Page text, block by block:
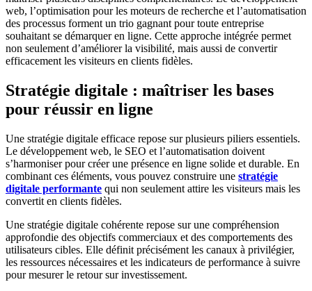
web, l’optimisation pour les moteurs de recherche et l’automatisation
des processus forment un trio gagnant pour toute entreprise
souhaitant se démarquer en ligne. Cette approche intégrée permet
non seulement d’améliorer la visibilité, mais aussi de convertir
efficacement les visiteurs en clients fidèles.
Stratégie digitale : maîtriser les bases
pour réussir en ligne
Une stratégie digitale efficace repose sur plusieurs piliers essentiels.
Le développement web, le SEO et l’automatisation doivent
s’harmoniser pour créer une présence en ligne solide et durable. En
combinant ces éléments, vous pouvez construire une stratégie
digitale performante qui non seulement attire les visiteurs mais les
convertit en clients fidèles.
Une stratégie digitale cohérente repose sur une compréhension
approfondie des objectifs commerciaux et des comportements des
utilisateurs cibles. Elle définit précisément les canaux à privilégier,
les ressources nécessaires et les indicateurs de performance à suivre
pour mesurer le retour sur investissement.